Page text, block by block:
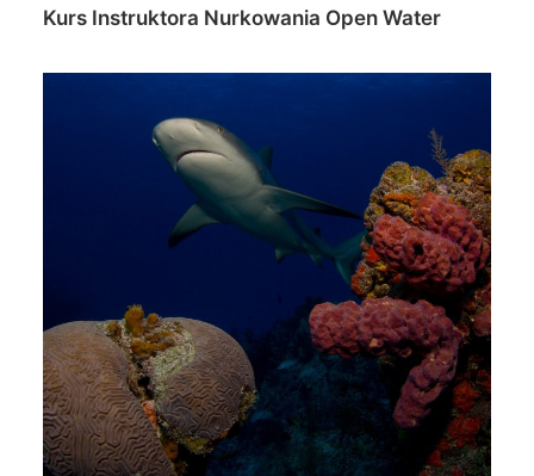
Kurs Instruktora Nurkowania Open Water